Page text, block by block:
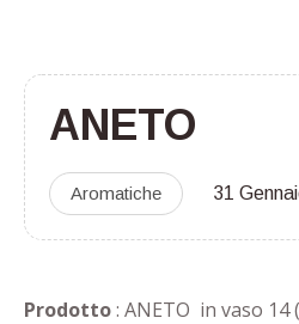
ANETO
Aromatiche 31
Prodotto: ANETO in vaso 14